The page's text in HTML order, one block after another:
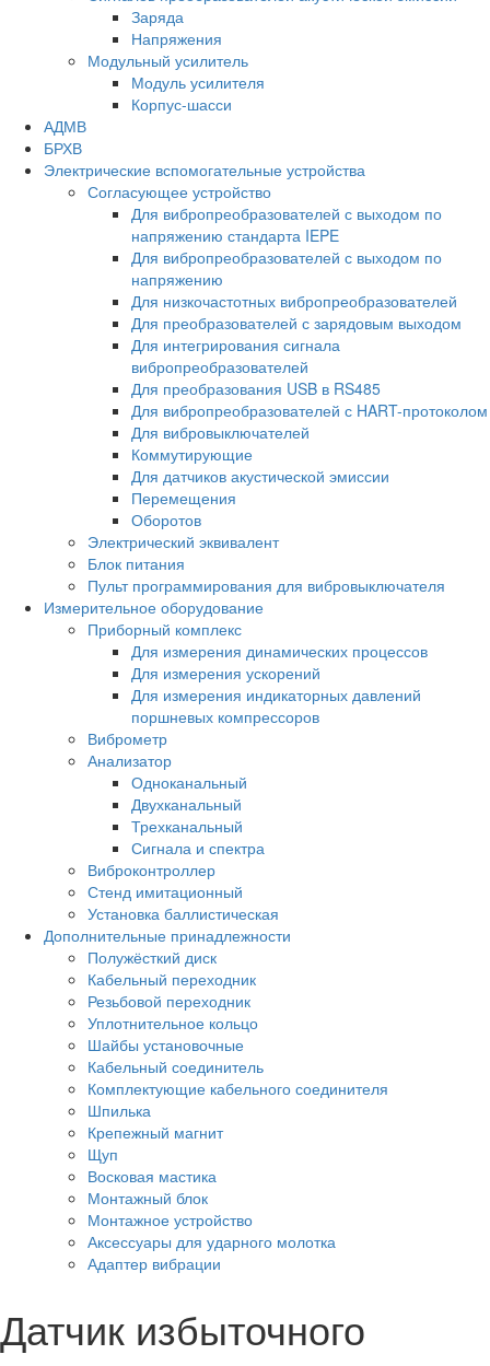
Заряда
Напряжения
Модульный усилитель
Модуль усилителя
Корпус-шасси
АДМВ
БРХВ
Электрические вспомогательные устройства
Согласующее устройство
Для вибропреобразователей с выходом по
напряжению стандарта IEPE
Для вибропреобразователей с выходом по
напряжению
Для низкочастотных вибропреобразователей
Для преобразователей с зарядовым выходом
Для интегрирования сигнала
вибропреобразователей
Для преобразования USB в RS485
Для вибропреобразователей с HART-протоколом
Для вибровыключателей
Коммутирующие
Для датчиков акустической эмиссии
Перемещения
Оборотов
Электрический эквивалент
Блок питания
Пульт программирования для вибровыключателя
Измерительное оборудование
Приборный комплекс
Для измерения динамических процессов
Для измерения ускорений
Для измерения индикаторных давлений
поршневых компрессоров
Виброметр
Анализатор
Одноканальный
Двухканальный
Трехканальный
Сигнала и спектра
Виброконтроллер
Стенд имитационный
Установка баллистическая
Дополнительные принадлежности
Полужёсткий диск
Кабельный переходник
Резьбовой переходник
Уплотнительное кольцо
Шайбы установочные
Кабельный соединитель
Комплектующие кабельного соединителя
Шпилька
Крепежный магнит
Щуп
Восковая мастика
Монтажный блок
Монтажное устройство
Аксессуары для ударного молотка
Адаптер вибрации
Датчик избыточного